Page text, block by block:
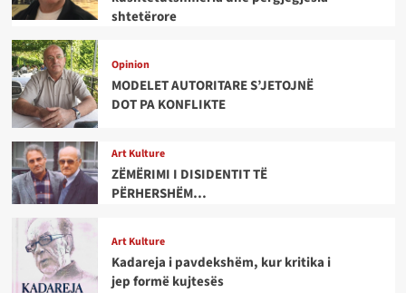
shtetërore
Opinion
MODELET AUTORITARE S’JETOJNË
DOT PA KONFLIKTE
Art Kulture
ZËMËRIMI I DISIDENTIT TË
PËRHERSHËM…
Art Kulture
Kadareja i pavdekshëm, kur kritika i
jep formë kujtesës